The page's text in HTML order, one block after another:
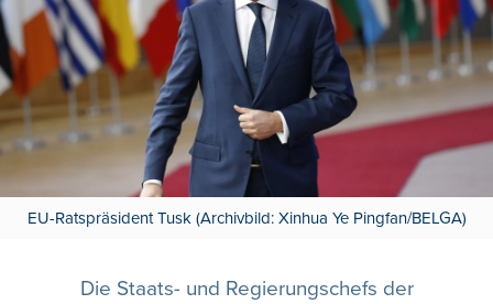
EU-Ratspräsident Tusk (Archivbild: Xinhua Ye Pingfan/BELGA)
Die Staats- und Regierungschefs der